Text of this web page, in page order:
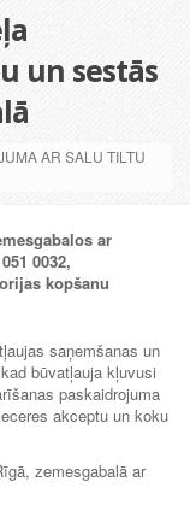
un sestās
AR SALU TILTU
ar
0032,
kopšanu
saņemšanas un
būvatļauja kļuvusi
paskaidrojuma
akceptu un koku
zemesgabalā ar